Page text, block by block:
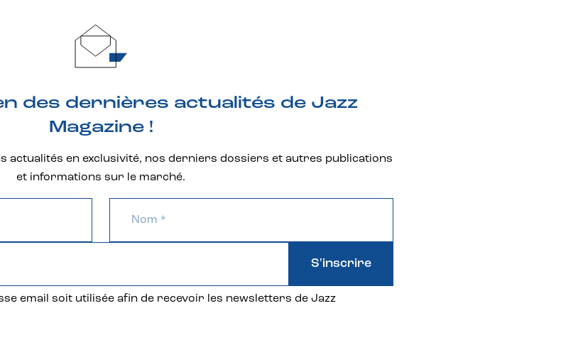
des dernières actualités de Jazz
Magazine !
actualités en exclusivité, nos derniers dossiers et autres publications
et informations sur le marché.
email soit utilisée afin de recevoir les newsletters de Jazz
S'inscrire